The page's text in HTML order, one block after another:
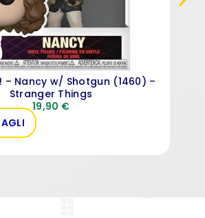
– Nancy w/ Shotgun (1460) –
Stranger Things
19,90 €